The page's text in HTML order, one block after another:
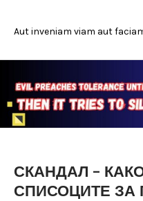
Aut inveniam viam aut
СКАНДАЛ –
СПИСОЦИТЕ